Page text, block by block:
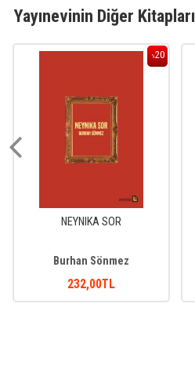
Yayınevinin Diğer Kitapları
%20
NEYNIKA SOR
Burhan Sönmez
232,00TL